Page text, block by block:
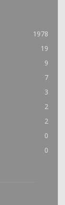
1978
19
9
7
3
2
2
0
0